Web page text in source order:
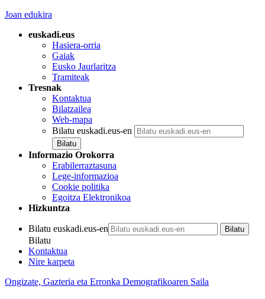
Joan edukira
euskadi.eus
Hasiera-orria
Gaiak
Eusko Jaurlaritza
Tramiteak
Tresnak
Kontaktua
Bilatzailea
Web-mapa
Bilatu euskadi.eus-en
Informazio Orokorra
Erabilerraztasuna
Lege-informazioa
Cookie politika
Egoitza Elektronikoa
Hizkuntza
Bilatu euskadi.eus-en
Bilatu
Kontaktua
Nire karpeta
Ongizate, Gazteria eta Erronka Demografikoaren Saila